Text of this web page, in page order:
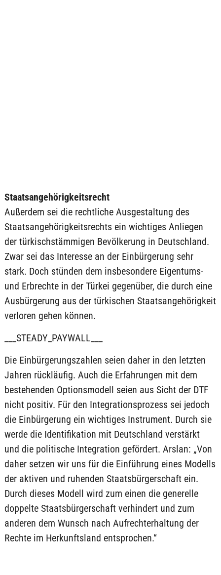
Staatsangehörigkeitsrecht
Außerdem sei die rechtliche Ausgestaltung des
Staatsangehörigkeitsrechts ein wichtiges Anliegen
der türkischstämmigen Bevölkerung in Deutschland.
Zwar sei das Interesse an der Einbürgerung sehr
stark. Doch stünden dem insbesondere Eigentums-
und Erbrechte in der Türkei gegenüber, die durch eine
Ausbürgerung aus der türkischen Staatsangehörigkeit
verloren gehen können.
___STEADY_PAYWALL___
Die Einbürgerungszahlen seien daher in den letzten
Jahren rückläufig. Auch die Erfahrungen mit dem
bestehenden Optionsmodell seien aus Sicht der DTF
nicht positiv. Für den Integrationsprozess sei jedoch
die Einbürgerung ein wichtiges Instrument. Durch sie
werde die Identifikation mit Deutschland verstärkt
und die politische Integration gefördert. Arslan: „Von
daher setzen wir uns für die Einführung eines Modells
der aktiven und ruhenden Staatsbürgerschaft ein.
Durch dieses Modell wird zum einen die generelle
doppelte Staatsbürgerschaft verhindert und zum
anderen dem Wunsch nach Aufrechterhaltung der
Rechte im Herkunftsland entsprochen.“